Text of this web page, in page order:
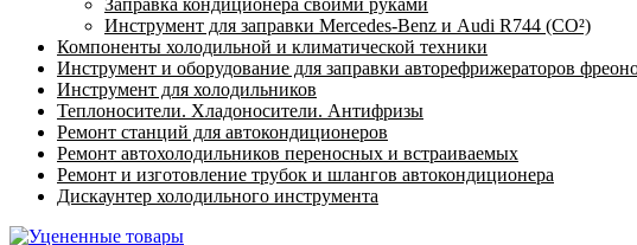
Заправка кондиционера своими руками
Инструмент для заправки Mercedes-Benz и Audi R744 (CO²)
Компоненты холодильной и климатической техники
Инструмент и оборудование для заправки авторефрижераторов
Инструмент для холодильников
Теплоносители. Хладоносители. Антифризы
Ремонт станций для автокондиционеров
Ремонт автохолодильников переносных и встраиваемых
Ремонт и изготовление трубок и шлангов автокондиционера
Дискаунтер холодильного инструмента